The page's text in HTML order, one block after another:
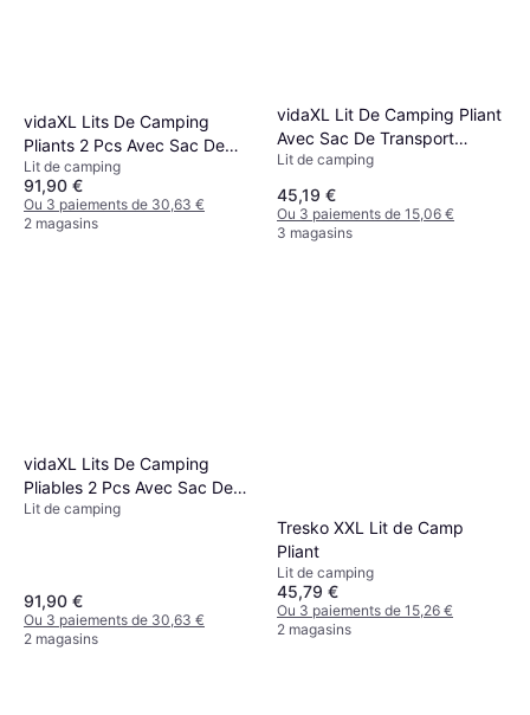
vidaXL Lits De Camping
Pliants 2 Pcs Avec Sac De
Transport
Lit de camping
91,90 €
Ou 3 paiements de 30,63 €
2 magasins
vidaXL Lit De Camping Pliant
Avec Sac De Transport
Feuilles Tissu Oxford 600d
Lit de camping
45,19 €
Ou 3 paiements de 15,06 €
3 magasins
vidaXL Lits De Camping
Pliables 2 Pcs Avec Sac De
Transport
Lit de camping
91,90 €
Ou 3 paiements de 30,63 €
2 magasins
Tresko XXL Lit de Camp
Pliant
Lit de camping
45,79 €
Ou 3 paiements de 15,26 €
2 magasins